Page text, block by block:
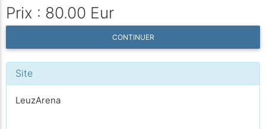
Prix : 80.00 Eur
CONTINUER
Site
LeuzArena